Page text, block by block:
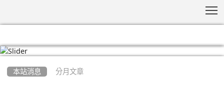
本站消息 分月文章